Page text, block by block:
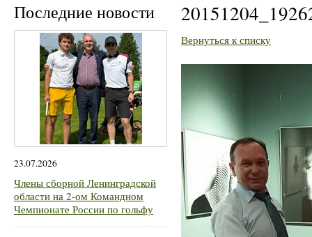
Последние новости
23.07.2026
Члены сборной Ленинградской
области на 2-ом Командном
Чемпионате России по гольфу
Вернуться к списку